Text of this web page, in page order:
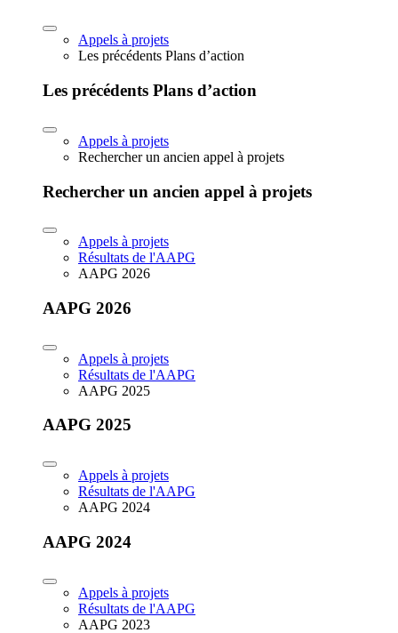
Appels à projets
Les précédents Plans d’action
Les précédents Plans d’action
Appels à projets
Rechercher un ancien appel à projets
Rechercher un ancien appel à projets
Appels à projets
Résultats de l'AAPG
AAPG 2026
AAPG 2026
Appels à projets
Résultats de l'AAPG
AAPG 2025
AAPG 2025
Appels à projets
Résultats de l'AAPG
AAPG 2024
AAPG 2024
Appels à projets
Résultats de l'AAPG
AAPG 2023